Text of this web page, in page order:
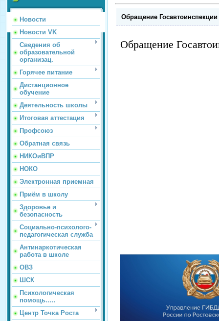
Новости
Новости VK
Сведения об
образовательной
организац.
Горячее питание
Дистанционное
обучение
Деятельность школы
Итоговая аттестация
Профсоюз
Обратная связь
НИКОиВПР
НОКО
Электронная приемная
Приём в школу
Здоровье и
безопасность
Социально-психолого-
педагогическая служба
Антинаркотическая
работа в школе
ОВЗ
ШСК
Психологическая
помощь…..
Центр Точка Роста
Обращение
Обращение